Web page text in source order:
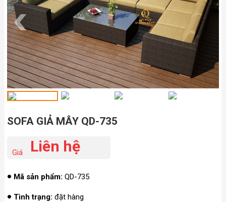
SOFA GIẢ MÂY QD-735
Giá Liên hệ
Mã sản phẩm: QD-735
Tình trạng: đặt hàng